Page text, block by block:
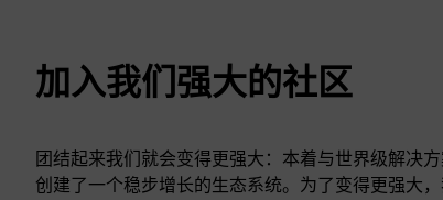
加入我们强大的社区
团结起来我们就会变得更强大：本着与世界级解决
创建了一个稳步增长的生态系统。为了变得更强大